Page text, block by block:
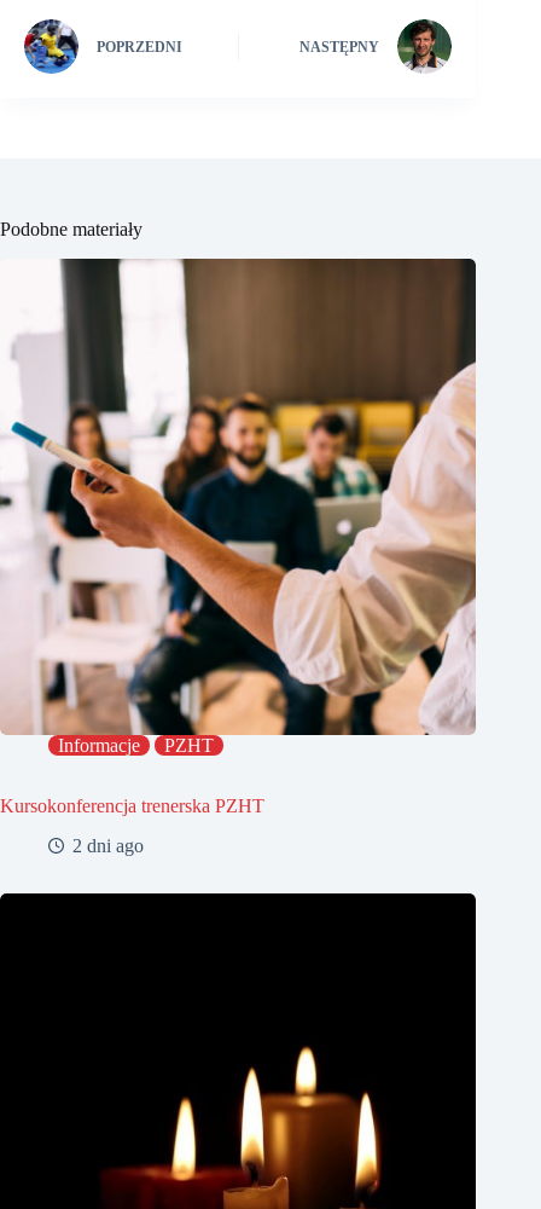
POPRZEDNI NASTĘPNY
Podobne materiały
Informacje PZHT
Kursokonferencja trenerska PZHT
2 dni ago